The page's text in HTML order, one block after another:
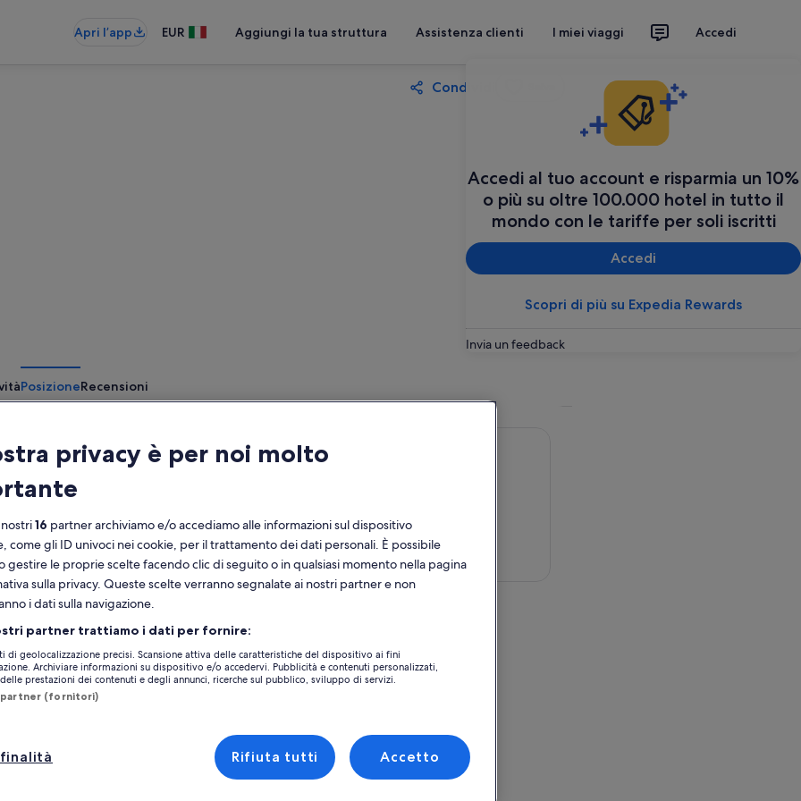
Apri l’app EUR Aggiungi la tua struttura Assistenza clienti I miei viaggi Accedi
Accedi al tuo account e risparmia un 10%
o più su oltre 100.000 hotel in tutto il
mondo con le tariffe per soli iscritti
Accedi
Scopri di più su Expedia Rewards
Invia un feedback
Condividi
PosizioneRecensioni
Cancellazione
gratuita
elettronico
Conferma
immediata
Scopri la collezione di Floral Fantasy,
composta da un centinaio di specie
nebbia
Esplora la più grande serra di vetro del
Guinness World Record
altro
Vedi sulla mappa
18 Marina Gardens Drive
018953, Singapore, Singapore
Garden by the Bay
18 Marina Gardens Drive
018953, Singapore, Singapore
privacy è per noi molto
16 partner archiviamo e/o accediamo alle informazioni sul dispositivo
come gli ID univoci nei cookie, per il trattamento dei dati personali. È possibile
gestire le proprie scelte facendo clic di seguito o in qualsiasi momento nella pagina
sulla privacy. Queste scelte verranno segnalate ai nostri partner e non
i dati sulla navigazione.
partner trattiamo i dati per fornire:
di geolocalizzazione precisi. Scansione attiva delle caratteristiche del dispositivo ai fini
Archiviare informazioni su dispositivo e/o accedervi. Pubblicità e contenuti personalizzati,
prestazioni dei contenuti e degli annunci, ricerche sul pubblico, sviluppo di servizi.
partner (fornitori)
Rifiuta tutti Accetto